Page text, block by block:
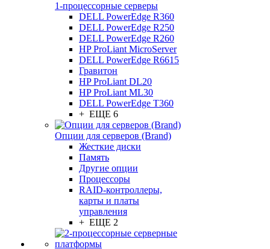
1-процессорные серверы
DELL PowerEdge R360
DELL PowerEdge R250
DELL PowerEdge R260
HP ProLiant MicroServer
DELL PowerEdge R6615
Гравитон
HP ProLiant DL20
HP ProLiant ML30
DELL PowerEdge T360
+ ЕЩЕ 6
Опции для серверов (Brand)
Жесткие диски
Память
Другие опции
Процессоры
RAID-контроллеры,
карты и платы
управления
+ ЕЩЕ 2